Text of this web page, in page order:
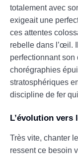
totalement avec
exigeait une
ces attentes
rebelle dans l’œil.
perfectionnant
chorégraphies
stratosphériques
discipline de fer
L’évolution vers
Très vite, chanter
ressent ce besoin